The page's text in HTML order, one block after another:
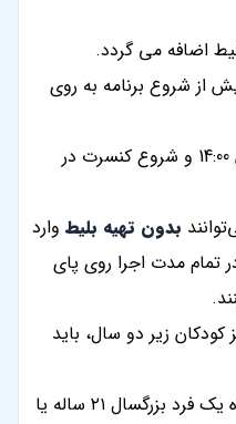
اضافه می گردد.
شروع برنامه به روی
ساعت باز شدن درب سالن 14:00 و شروع کنسرت در
بدون تهیه بلیطوارد
تمام مدت اجرا روی پای
کودکان زیر دو سال، باید
افراد زیر ۱۶ سال باید همراه یک فرد بزرگسال ۲۱ ساله یا